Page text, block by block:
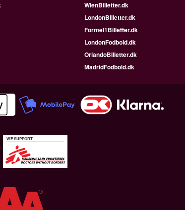
WienBilletter.dk
LondonBilletter.dk
Formel1Billetter.dk
LondonFodbold.dk
OrlandoBilletter.dk
MadridFodbold.dk
WE SUPPORT